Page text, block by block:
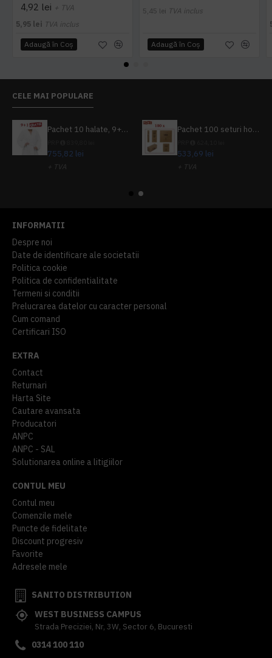
4,92 lei + TVA
5,95 lei TVA inclus
Adaugă în Coş
5,45 lei TVA inclus
Adaugă în Coş
CELE MAI POPULARE
Pachet 10 halate, 9+1 gratuit
755,82 lei
+ TVA
Pachet 100 seturi hoteliere, set dentar, set barbierit, casca de dus, pila unghii, set cusut
533,69 lei
+ TVA
INFORMATII
Despre noi
Date de identificare ale societatii
Politica cookie
Politica de confidentialitate
Termeni si conditii
Prelucrarea datelor cu caracter personal
Cum comand
Certificari ISO
EXTRA
Contact
Returnari
Harta Site
Cautare avansata
Producatori
ANPC
ANPC - SAL
Solutionarea online a litigiilor
CONTUL MEU
Contul meu
Comenzile mele
Puncte de fidelitate
Discount progresiv
Favorite
Adresele mele
SANITO DISTRIBUTION
WEST BUSINESS CAMPUS
Strada Preciziei, Nr, 3W, Sector 6, Bucuresti
0314 100 110